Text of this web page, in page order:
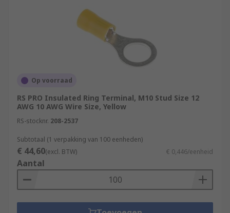
Op voorraad
RS PRO Insulated Ring Terminal, M10 Stud Size 12
AWG 10 AWG Wire Size, Yellow
RS-stocknr. 208-2537
Subtotaal (1 verpakking van 100 eenheden)
€ 44,60(excl. BTW) € 0,446/eenheid
Aantal